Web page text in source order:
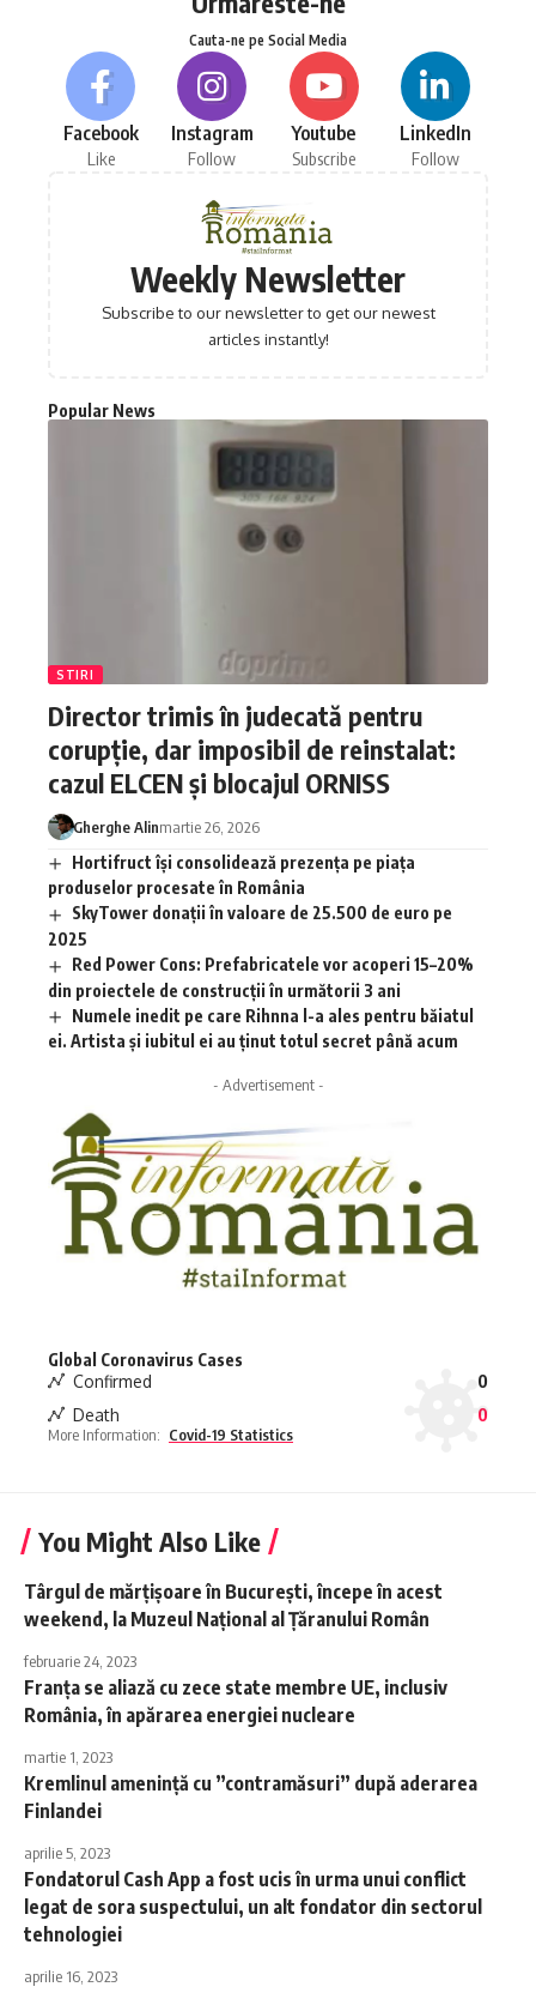
Cauta-ne pe Social Media
Facebook
Like
Instagram
Follow
Youtube
Subscribe
LinkedIn
Follow
Weekly Newsletter
Subscribe to our newsletter to get our newest
articles instantly!
Popular News
STIRI
Director trimis în judecată pentru
corupție, dar imposibil de reinstalat:
cazul ELCEN și blocajul ORNISS
Gherghe Alinmartie 26, 2026
Hortifruct își consolidează prezența pe piața
produselor procesate în România
SkyTower donații în valoare de 25.500 de euro pe
2025
Red Power Cons: Prefabricatele vor acoperi 15–20%
din proiectele de construcții în următorii 3 ani
Numele inedit pe care Rihnna l-a ales pentru băiatul
ei. Artista și iubitul ei au ținut totul secret până acum
- Advertisement -
Global Coronavirus Cases
Confirmed
0
Death
0
More Information: Covid-19 Statistics
You Might Also Like
Târgul de mărțișoare în București, începe în acest
weekend, la Muzeul Național al Țăranului Român
februarie 24, 2023
Franţa se aliază cu zece state membre UE, inclusiv
România, în apărarea energiei nucleare
martie 1, 2023
Kremlinul ameninţă cu ”contramăsuri” după aderarea
Finlandei
aprilie 5, 2023
Fondatorul Cash App a fost ucis în urma unui conflict
legat de sora suspectului, un alt fondator din sectorul
tehnologiei
aprilie 16, 2023